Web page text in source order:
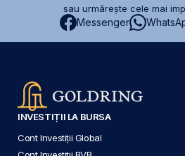
sau urmărește cele mai
Messenger
INVESTIȚII LA BURSA
Cont Investiții Global